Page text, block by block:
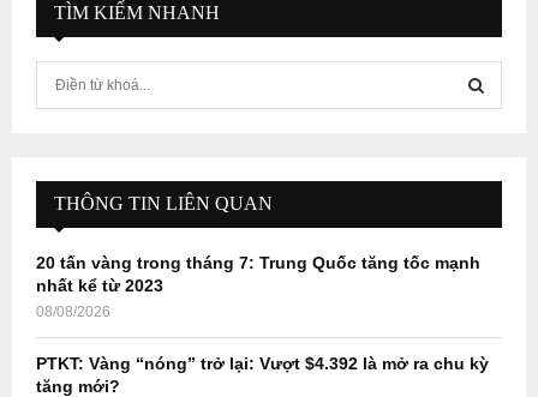
TÌM KIẾM NHANH
f
r
E
A
H
THÔNG TIN LIÊN QUAN
20 tấn vàng trong tháng 7: Trung Quốc tăng tốc mạnh
nhất kể từ 2023
08/08/2026
PTKT: Vàng “nóng” trở lại: Vượt $4.392 là mở ra chu kỳ
tăng mới?